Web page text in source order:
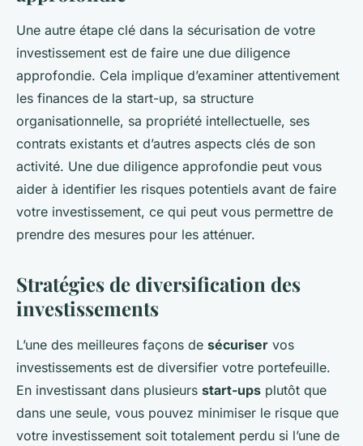
Une autre étape clé dans la sécurisation de votre
investissement est de faire une due diligence
approfondie. Cela implique d’examiner attentivement
les finances de la start-up, sa structure
organisationnelle, sa propriété intellectuelle, ses
contrats existants et d’autres aspects clés de son
activité. Une due diligence approfondie peut vous
aider à identifier les risques potentiels avant de faire
votre investissement, ce qui peut vous permettre de
prendre des mesures pour les atténuer.
Stratégies de diversification des
investissements
L’une des meilleures façons de sécuriser vos
investissements est de diversifier votre portefeuille.
En investissant dans plusieurs start-ups plutôt que
dans une seule, vous pouvez minimiser le risque que
votre investissement soit totalement perdu si l’une de